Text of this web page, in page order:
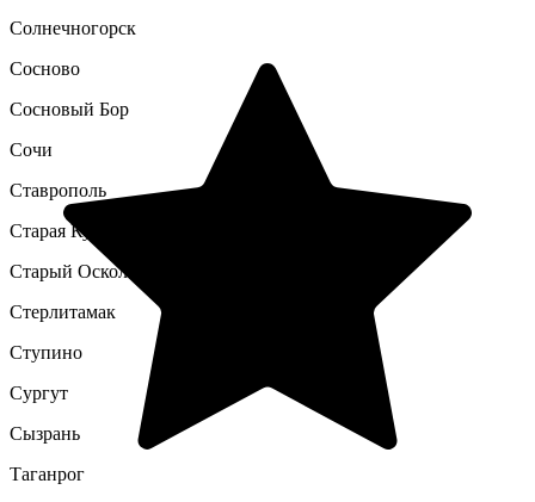
Солнечногорск
Сосново
Сосновый Бор
Сочи
Ставрополь
Старая Купавна
Старый Оскол
Стерлитамак
Ступино
Сургут
Сызрань
Таганрог